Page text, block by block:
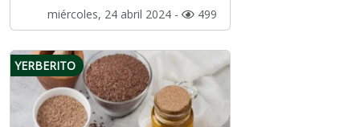
miércoles, 24 abril 2024 - 499
YERBERITO